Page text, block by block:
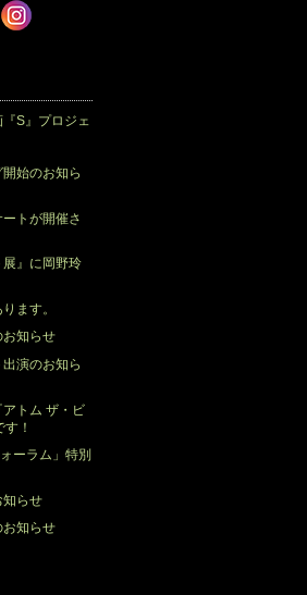
S』プロジェ
始のお知ら
トが開催さ
展』に岡野玲
ます。
お知らせ
演のお知ら
トム ザ・ビ
！
ーラム」特別
らせ
お知らせ